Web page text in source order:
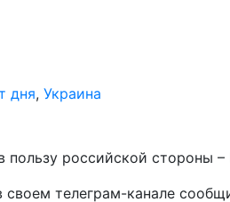
дня, Украина
российской стороны –
своем телеграм-канале